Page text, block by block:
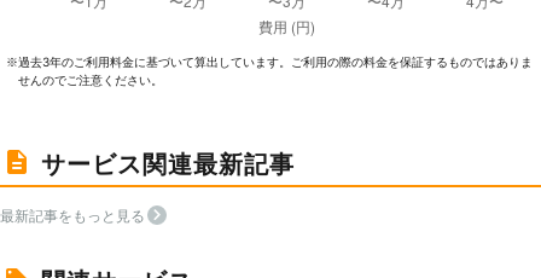
※過去3年のご利⽤料⾦に基づいて算出しています。ご利⽤の際の料⾦を保証するものではありま
せんのでご注意ください。
サービス関連最新記事
最新記事をもっと見る